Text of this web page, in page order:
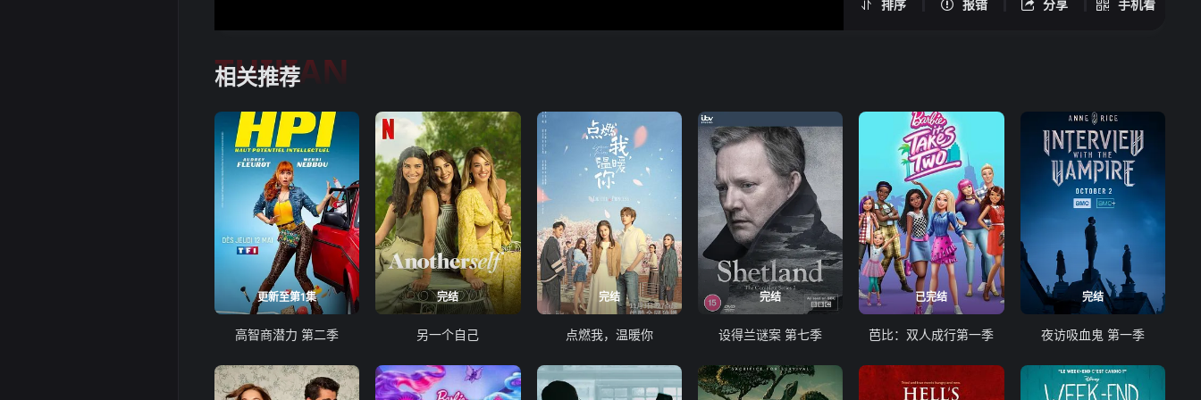
排序 报错 分享 手机看
相关推荐
TUIJIAN
更新至第1集
高智商潜力 第二季
完结
另一个自己
完结
点燃我，温暖你
完结
设得兰谜案 第七季
已完结
芭比：双人成行第一季
完结
夜访吸血鬼 第一季